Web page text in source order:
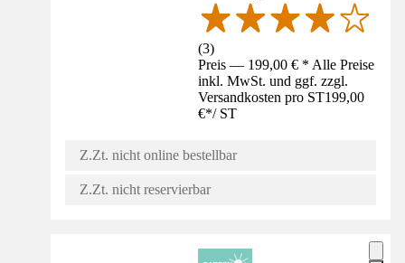
(3)
Preis — 199,00 € * Alle Preise
inkl. MwSt. und ggf. zzgl.
Versandkosten pro ST199,00
€*/ ST
Z.Zt. nicht online bestellbar
Z.Zt. nicht reservierbar